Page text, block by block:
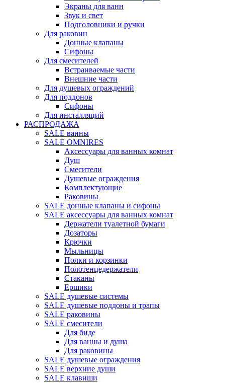
Экраны для ванн
Звук и свет
Подголовники и ручки
Для раковин
Донные клапаны
Сифоны
Для смесителей
Встраиваемые части
Внешние части
Для душевых ограждений
Для поддонов
Сифоны
Для инсталляций
РАСПРОДАЖА
SALE ванны
SALE OMNIRES
Аксессуары для ванных комнат
Душ
Смесители
Душевые ограждения
Комплектующие
Раковины
SALE донные клапаны и сифоны
SALE аксессуары для ванных комнат
Держатели туалетной бумаги
Дозаторы
Крючки
Мыльницы
Полки и корзинки
Полотенцедержатели
Стаканы
Ершики
SALE душевые системы
SALE душевые поддоны и трапы
SALE раковины
SALE смесители
Для биде
Для ванны и душа
Для раковины
SALE душевые ограждения
SALE верхние души
SALE клавиши